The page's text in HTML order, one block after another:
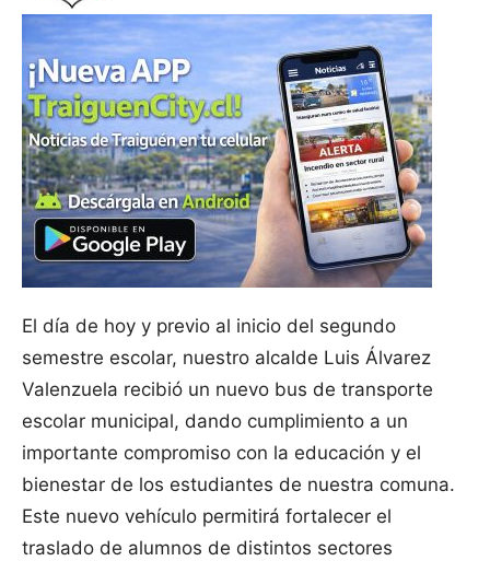
El día de hoy y previo al inicio del segundo
semestre escolar, nuestro alcalde Luis Álvarez
Valenzuela recibió un nuevo bus de transporte
escolar municipal, dando cumplimiento a un
importante compromiso con la educación y el
bienestar de los estudiantes de nuestra comuna.
Este nuevo vehículo permitirá fortalecer el
traslado de alumnos de distintos sectores